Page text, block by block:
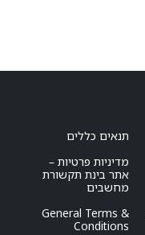
תנאים כללים
מדיניות פרטיות –
אתר בינת תקשורת
מחשבים
General Terms &
Conditions